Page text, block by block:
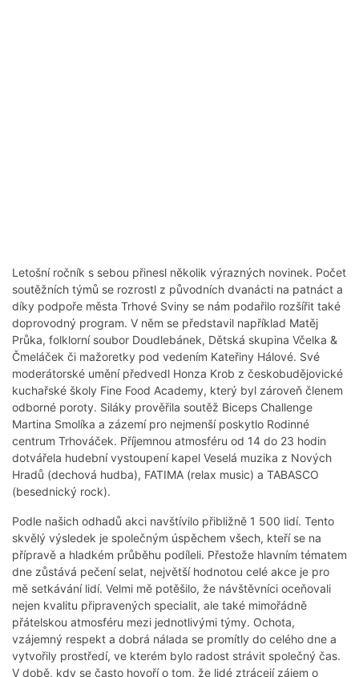
Letošní ročník s sebou přinesl několik výrazných novinek. Počet
soutěžních týmů se rozrostl z původních dvanácti na patnáct a
díky podpoře města Trhové Sviny se nám podařilo rozšířit také
doprovodný program. V něm se představil například Matěj
Průka, folklorní soubor Doudlebánek, Dětská skupina Včelka &
Čmeláček či mažoretky pod vedením Kateřiny Hálové. Své
moderátorské umění předvedl Honza Krob z českobudějovické
kuchařské školy Fine Food Academy, který byl zároveň členem
odborné poroty. Siláky prověřila soutěž Biceps Challenge
Martina Smolíka a zázemí pro nejmenší poskytlo Rodinné
centrum Trhováček. Příjemnou atmosféru od 14 do 23 hodin
dotvářela hudební vystoupení kapel Veselá muzika z Nových
Hradů (dechová hudba), FATIMA (relax music) a TABASCO
(besednický rock).
Podle našich odhadů akci navštívilo přibližně 1 500 lidí. Tento
skvělý výsledek je společným úspěchem všech, kteří se na
přípravě a hladkém průběhu podíleli. Přestože hlavním tématem
dne zůstává pečení selat, největší hodnotou celé akce je pro
mě setkávání lidí. Velmi mě potěšilo, že návštěvníci oceňovali
nejen kvalitu připravených specialit, ale také mimořádně
přátelskou atmosféru mezi jednotlivými týmy. Ochota,
vzájemný respekt a dobrá nálada se promítly do celého dne a
vytvořily prostředí, ve kterém bylo radost strávit společný čas.
V době, kdy se často hovoří o tom, že lidé ztrácejí zájem o